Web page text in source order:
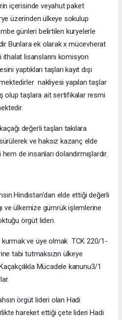
içerisinde veyahut paket
üzerinden ülkeye sokulup
günleri belirtilen kuryelerle
Bunlara ek olarak x mücevherat
lisanslarını komisyon
yaptıkları taşları kayıt dışı
nakliyesi yapılan taşlar
olup taşlara ait sertifikalar resmi
değerli taşları takılara
ve haksız kazanç elde
de insanları dolandırmışlardır.
Hindistan'dan elde ettiği değerli
ve ülkemize gümrük işlemlerine
örgüt lideri.
kurmak ve üye olmak TCK 220/1-
tabi tutmaksızın ülkeye
Mücadele kanunu3/1
örgüt lideri olan Hadi
hareket ettiği çete lideri Hadi